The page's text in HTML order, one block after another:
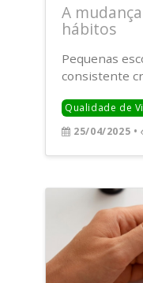
A
hábitos
Pequenas
consistente
Qualidade de
25/04/2025 •